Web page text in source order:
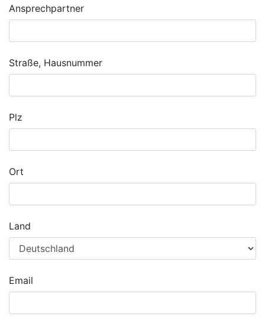
Ansprechpartner
Straße, Hausnummer
Plz
Ort
Land
Email